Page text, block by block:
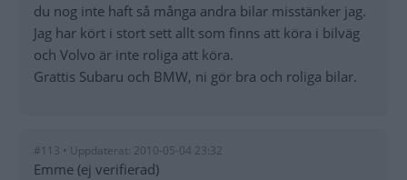
du nog inte haft så många andra bilar misstänker jag.
Jag har kört i stort sett allt som finns att köra i bilväg
och Volvo är inte roliga att köra.
Grattis Subaru och BMW, ni gör bra och roliga bilar.
#113 • Uppdaterat: 2010-05-04 23:32
Emme (ej verifierad)